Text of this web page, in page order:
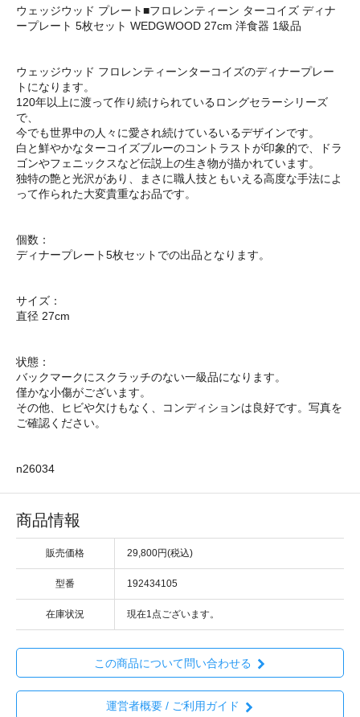
ウェッジウッド プレート■フロレンティーン ターコイズ ディナ
ープレート 5枚セット WEDGWOOD 27cm 洋食器 1級品
ウェッジウッド フロレンティーンターコイズのディナープレー
トになります。
120年以上に渡って作り続けられているロングセラーシリーズ
で、
今でも世界中の人々に愛され続けているいるデザインです。
白と鮮やかなターコイズブルーのコントラストが印象的で、ドラ
ゴンやフェニックスなど伝説上の生き物が描かれています。
独特の艶と光沢があり、まさに職人技ともいえる高度な手法によ
って作られた大変貴重なお品です。
個数：
ディナープレート5枚セットでの出品となります。
サイズ：
直径 27cm
状態：
バックマークにスクラッチのない一級品になります。
僅かな小傷がございます。
その他、ヒビや欠けもなく、コンディションは良好です。写真を
ご確認ください。
n26034
商品情報
販売価格 29,800円(税込)
型番 192434105
在庫状況 現在1点ございます。
この商品について問い合わせる
運営者概要 / ご利用ガイド